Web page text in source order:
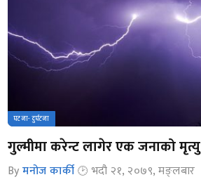
घटना- दुर्घटना
गुल्मीमा करेन्ट लागेर एक जनाको मृत्यु
By मनोज कार्की भदौ २१, २०७९, मङ्लबार